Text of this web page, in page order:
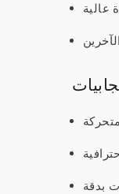
عالية
بدقة